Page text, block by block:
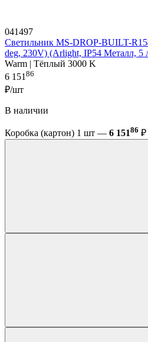
041497
Светильник MS-DROP-BUILT-
deg, 230V) (Arlight, IP54 Металл, 5
Warm | Тёплый 3000 K
6 15186
₽/шт
В наличии
Коробка (картон) 1 шт — 6 15186 ₽